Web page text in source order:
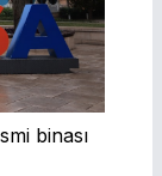
binası